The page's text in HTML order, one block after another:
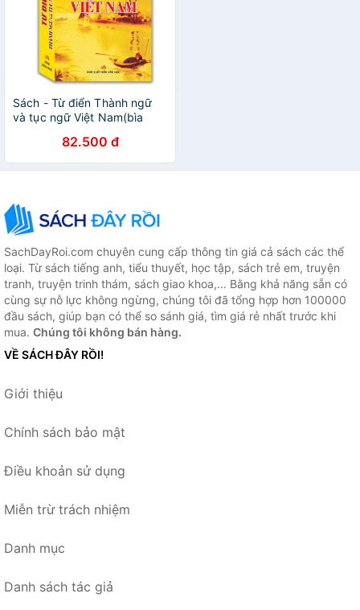
Sách - Từ điển Thành ngữ
và tục ngữ Việt Nam(bìa
82.500 đ
SachDayRoi.com chuyên cung cấp thông tin giá cả sách các thể
loại. Từ sách tiếng anh, tiểu thuyết, học tập, sách trẻ em, truyện
tranh, truyện trinh thám, sách giao khoa,... Bằng khả năng sẵn có
cùng sự nỗ lực không ngừng, chúng tôi đã tổng hợp hơn 100000
đầu sách, giúp bạn có thể so sánh giá, tìm giá rẻ nhất trước khi
mua. Chúng tôi không bán hàng.
VỀ SÁCH ĐÂY RỒI!
Giới thiệu
Chính sách bảo mật
Điều khoản sử dụng
Miễn trừ trách nhiệm
Danh mục
Danh sách tác giả